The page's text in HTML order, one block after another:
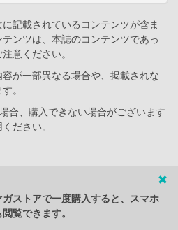
記載されているコンテンツが含ま
ンツは、本誌のコンテンツであっ
意ください。
が一部異なる場合や、掲載されな
。
合、購入できない場合がございます
ださい。
ストアで一度購入すると、スマホ
覧できます。